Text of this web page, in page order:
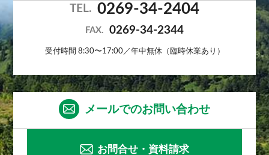
TEL. 0269-34-2404
FAX. 0269-34-2344
受付時間 8:30〜17:00／年中無休（臨時休業あり）
メールでのお問い合わせ
お問合せ・資料請求